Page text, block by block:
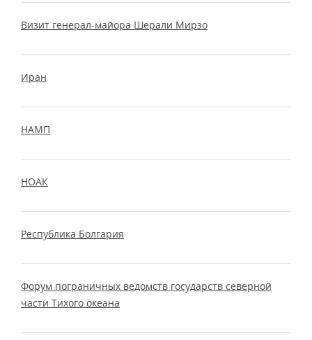
Визит генерал-майора Шерали Мирзо
Иран
НАМП
НОАК
Республика Болгария
Форум пограничных ведомств государств северной
части Тихого океана